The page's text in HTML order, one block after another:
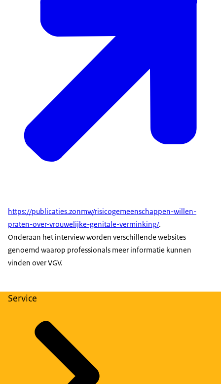
https://publicaties.zonmw/risicogemeenschappen-willen-
praten-over-vrouwelijke-genitale-verminking/.
Onderaan het interview worden verschillende websites
genoemd waarop professionals meer informatie kunnen
vinden over VGV.
Service